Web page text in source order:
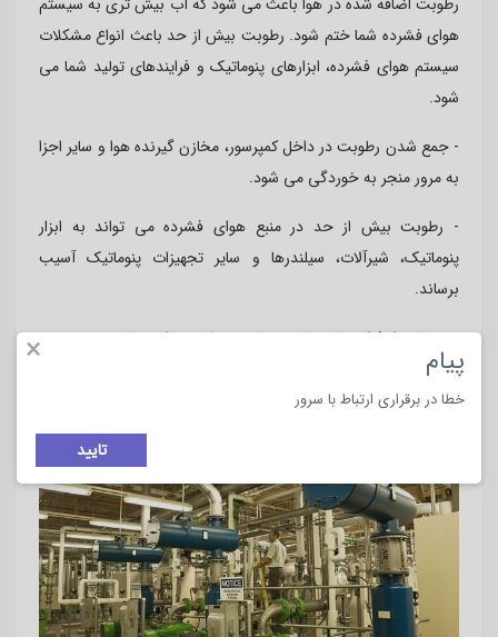
هوای فشرده شما ختم شود. رطوبت بیش از حد باعث انواع مشکلات
سیستم هوای فشرده، ابزارهای پنوماتیک و فرایندهای تولید شما می
شود.
- جمع شدن رطوبت در داخل کمپرسور، مخازن گیرنده هوا و سایر اجزا
به مرور منجر به خوردگی می شود.
- رطوبت بیش از حد در منبع هوای فشرده می تواند به ابزار
پنوماتیک، شیرآلات، سیلندرها و سایر تجهیزات پنوماتیک آسیب
برساند.
- بسیاری از فرایندهای تولید بسیار به رطوبت بالا حساس هستند، به
ویژه خطوط رنگ، پردازش مواد غذایی و دارویی، تولید مواد شیمیایی
و پزشکی. رطوبت بیش از حد ممکن است منجر به خوردگی، آسیب
دیدگی یا خراب شدن مواد اولیه یا محصولات نهایی شود.
× پیام
خطا در برقراری ارتباط با سرور
تایید